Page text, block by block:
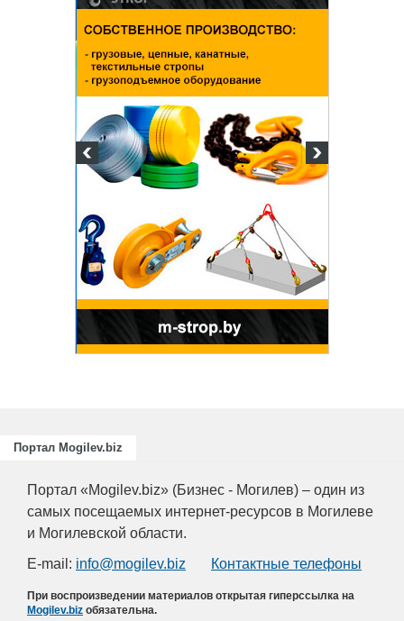
Портал Mogilev.biz
Портал «Mogilev.biz» (Бизнес - Могилев) – один из
самых посещаемых интернет-ресурсов в Могилеве
и Могилевской области.
E-mail: info@mogilev.biz Контактные телефоны
При воспроизведении материалов открытая гиперссылка на
Mogilev.biz обязательна.